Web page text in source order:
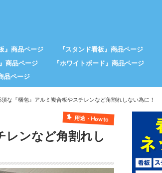
』商品ページ 『スタンド看板』商品ページ
商品ページ 『ホワイトボード』商品ページ
品ページ
な『梱包』アルミ複合板やスチレンなど角割れしない為に！
用途・How to
レンなど角割れし